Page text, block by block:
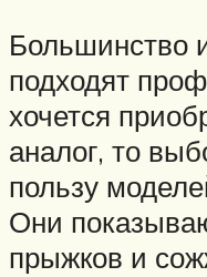
Большинство
подходят
хочется
аналог, то
пользу
Они
прыжков и